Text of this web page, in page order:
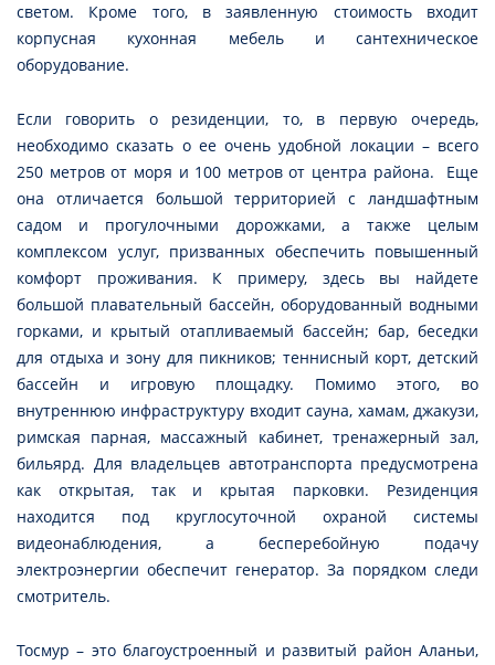
светом. Кроме того, в заявленную стоимость входит
корпусная кухонная мебель и сантехническое
оборудование.
Если говорить о резиденции, то, в первую очередь,
необходимо сказать о ее очень удобной локации – всего
250 метров от моря и 100 метров от центра района. Еще
она отличается большой территорией с ландшафтным
садом и прогулочными дорожками, а также целым
комплексом услуг, призванных обеспечить повышенный
комфорт проживания. К примеру, здесь вы найдете
большой плавательный бассейн, оборудованный водными
горками, и крытый отапливаемый бассейн; бар, беседки
для отдыха и зону для пикников; теннисный корт, детский
бассейн и игровую площадку. Помимо этого, во
внутреннюю инфраструктуру входит сауна, хамам, джакузи,
римская парная, массажный кабинет, тренажерный зал,
бильярд. Для владельцев автотранспорта предусмотрена
как открытая, так и крытая парковки. Резиденция
находится под круглосуточной охраной системы
видеонаблюдения, а бесперебойную подачу
электроэнергии обеспечит генератор. За порядком следи
смотритель.
Тосмур – это благоустроенный и развитый район Аланьи,